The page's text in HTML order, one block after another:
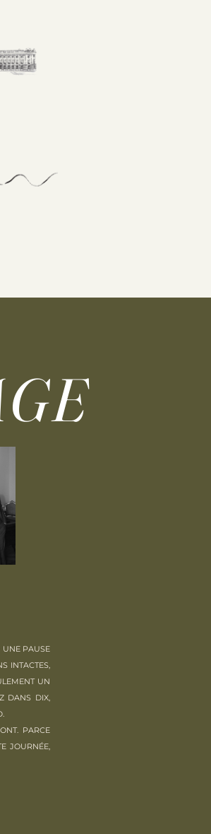
UNE PAUSE
INTACTES,
UN
DANS DIX,
PARCE
JOURNÉE,